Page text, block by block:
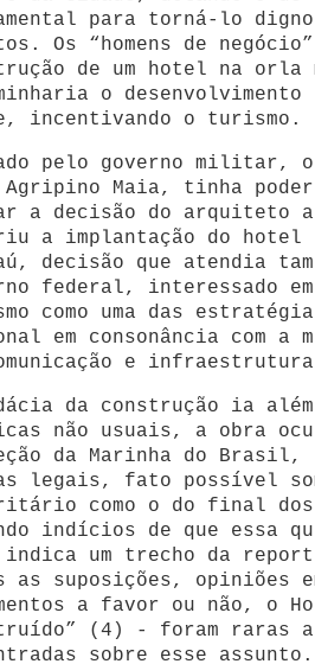
para torná-lo
Os “homens de
de um hotel na orla
o
incentivando o turismo.
pelo governo
Agripino Maia, tinha
a decisão do arquiteto
a implantação do hotel
decisão que atendia
federal, interessado
como uma das
em consonância com a
e
da construção ia
não usuais, a obra
da Marinha do Brasil,
legais, fato possível
como o do final dos
indícios de que essa
indica um trecho da
as suposições, opiniões
a favor ou não, o
(4) - foram raras
sobre esse